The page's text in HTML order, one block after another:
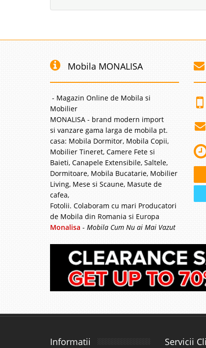
Mobila MONALISA
- Magazin Online de Mobila si
Mobilier
MONALISA - brand modern import
si vanzare gama larga de mobila pt.
casa: Mobila Dormitor, Mobila Copii,
Mobilier Tineret, Camere Fete si
Baieti, Canapele Extensibile, Saltele,
Dormitoare, Mobila Bucatarie, Mobilier
Living, Mese si Scaune, Masute de
cafea,
Fotolii. Colaboram cu mari Producatori
de Mobila din Romania si Europa
Monalisa - Mobila Cum Nu ai Mai Vazut
Informatii Servicii